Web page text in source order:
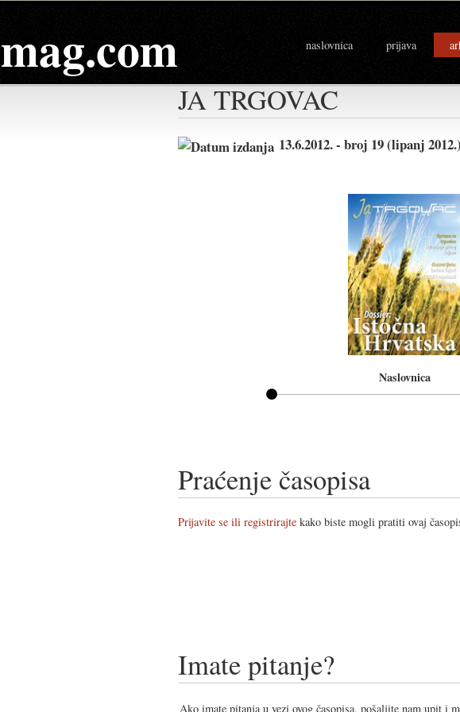
mag.com naslovnica prijava
JA TRGOVAC
13.6.2012. - broj 19 (lipanj
Naslovnica
Praćenje časopisa
Prijavite se ili registrirajte kako biste mogli pratiti ovaj
Imate pitanje?
Ako imate pitanja u vezi ovog časopisa, pošaljite nam upit i